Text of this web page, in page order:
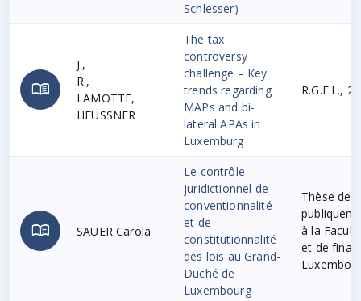
Schlesser)
menu_book
J.,
R.,
LAMOTTE,
HEUSSNER
The tax
controversy
challenge – Key
trends regarding
MAPs and bi-
lateral APAs in
Luxemburg
R.G.F.L.,
menu_book SAUER Carola
Le contrôle
juridictionnel de
conventionnalité
et de
constitutionnalité
des lois au Grand-
Duché de
Luxembourg
Thèse de
à la
et de